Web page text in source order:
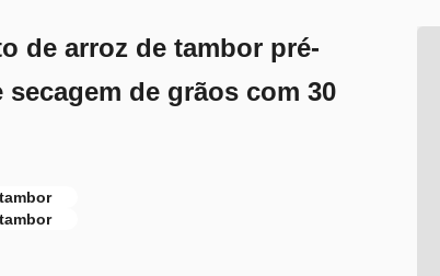
de arroz de tambor pré-
de grãos com 30